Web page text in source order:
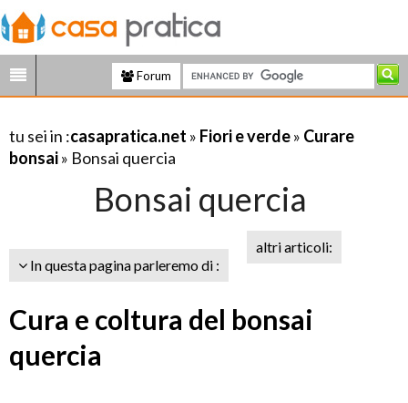
Forum
tu sei in :casapratica.net » Fiori e verde» Curare
bonsai» Bonsai quercia
Bonsai quercia
In questa pagina parleremo di :
altri articoli:
Cura e coltura del bonsai
quercia